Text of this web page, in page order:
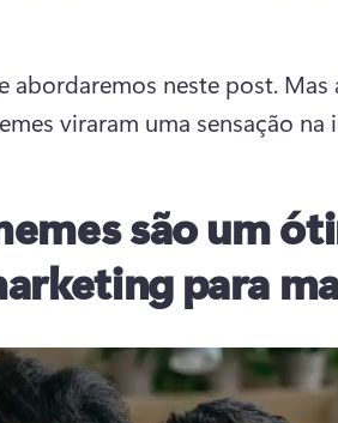
abordaremos neste post. Mas
viraram uma sensação na
são um
para